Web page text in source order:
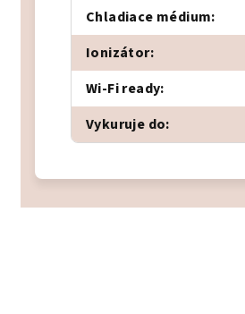
Chladiace médium:
Ionizátor:
Wi-Fi ready:
Vykuruje do: